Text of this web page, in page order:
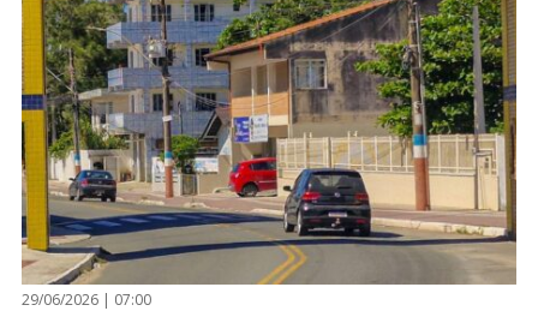
29/06/2026 | 07:00